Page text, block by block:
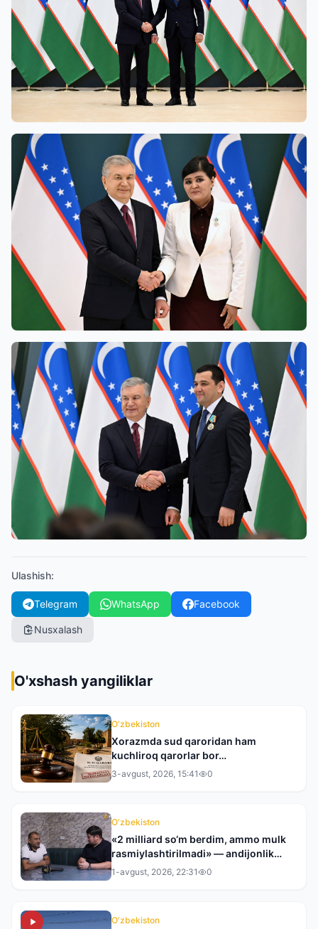
Ulashish:
Telegram WhatsApp Facebook
Nusxalash
O'xshash yangiliklar
O'zbekiston
Xorazmda sud qaroridan ham
kuchliroq qarorlar bor…
3-avgust, 2026, 15:41 0
O'zbekiston
«2 milliard so‘m berdim, ammo mulk
rasmiylashtirilmadi» — andijonlik
tadbirkor tergovdan norozi
1-avgust, 2026, 22:31 0
O'zbekiston